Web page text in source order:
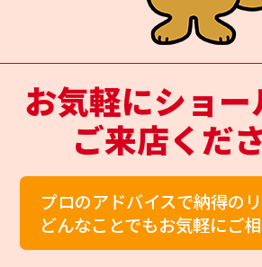
お気軽にショー
ご来店くだ
プロのアドバイスで納得の
どんなことでもお気軽にご相